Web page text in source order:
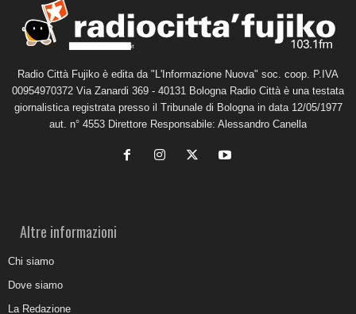
Radio Città Fujiko è edita da "L'Informazione Nuova" soc. coop. P.IVA
00954970372 Via Zanardi 369 - 40131 Bologna Radio Città è una testata
giornalistica registrata presso il Tribunale di Bologna in data 12/05/1977
aut. n° 4553 Direttore Responsabile: Alessandro Canella
Altre informazioni
Chi siamo
Dove siamo
La Redazione